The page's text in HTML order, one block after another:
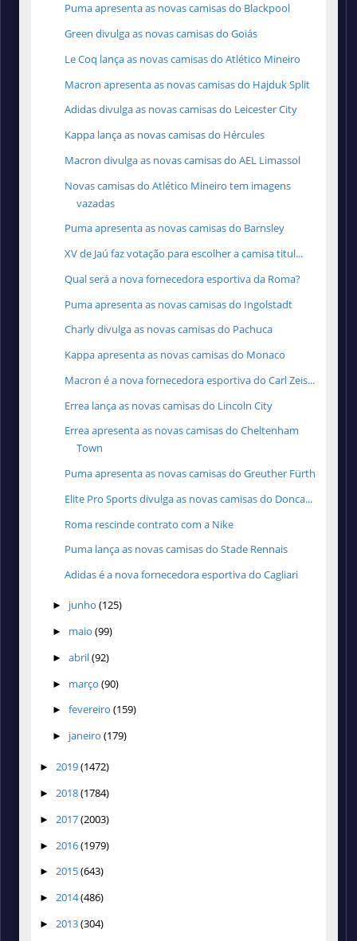
Puma apresenta as novas camisas do Blackpool
Green divulga as novas camisas do Goiás
Le Coq lança as novas camisas do Atlético Mineiro
Macron apresenta as novas camisas do Hajduk Split
Adidas divulga as novas camisas do Leicester City
Kappa lança as novas camisas do Hércules
Macron divulga as novas camisas do ‎AEL Limassol
Novas camisas do Atlético Mineiro tem imagens
vazadas
Puma apresenta as novas camisas do Barnsley
XV de Jaú faz votação para escolher a camisa titul...
Qual será a nova fornecedora esportiva da Roma?
Puma apresenta as novas camisas do Ingolstadt
Charly divulga as novas camisas do Pachuca
Kappa apresenta as novas camisas do Monaco
Macron é a nova fornecedora esportiva do Carl Zeis...
Errea lança as novas camisas do Lincoln City
Errea apresenta as novas camisas do Cheltenham
Town
Puma apresenta as novas camisas do Greuther Fürth
Elite Pro Sports divulga as novas camisas do Donca...
Roma rescinde contrato com a Nike
Puma lança as novas camisas do Stade Rennais
Adidas é a nova fornecedora esportiva do Cagliari
► junho (125)
► maio (99)
► abril(92)
► março (90)
► fevereiro (159)
► janeiro (179)
► 2019(1472)
► 2018(1784)
► 2017(2003)
► 2016(1979)
► 2015(643)
► 2014(486)
► 2013(304)